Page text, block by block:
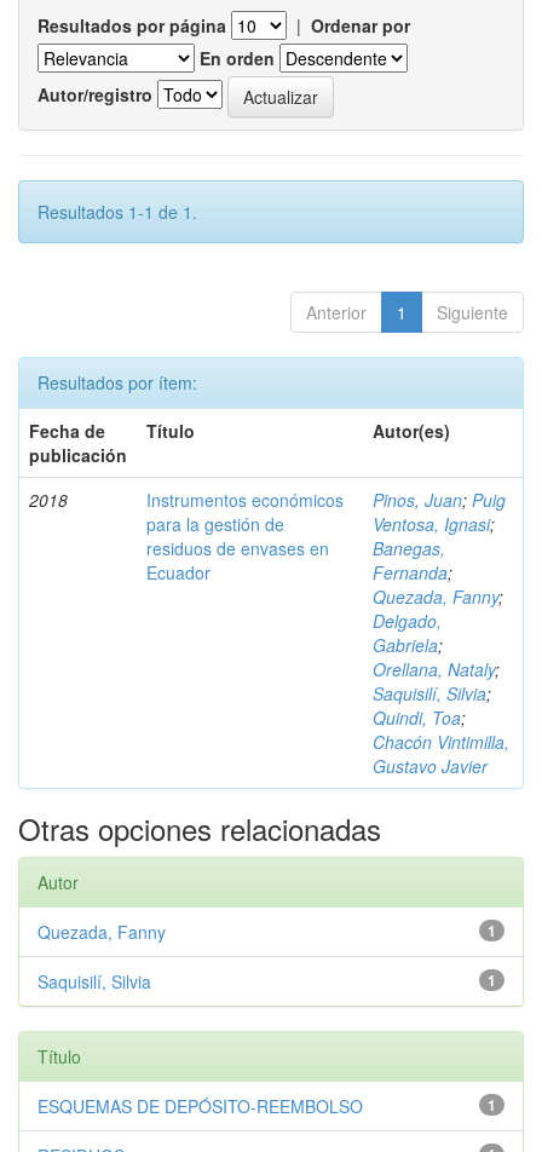
Resultados por página | Ordenar por
En orden
Autor/registro
Resultados 1-1 de 1.
Anterior 1 Siguiente
Resultados por ítem:
Fecha de
publicación
Título Autor(es)
2018
Instrumentos económicos
para la gestión de
residuos de envases en
Ecuador
Pinos, Juan; Puig
Ventosa, Ignasi;
Banegas,
Fernanda;
Quezada, Fanny;
Delgado,
Gabriela;
Orellana, Nataly;
Saquisilí, Silvia;
Quindi, Toa;
Chacón Vintimilla,
Gustavo Javier
Otras opciones relacionadas
Autor
1
Quezada, Fanny
1
Saquisilí, Silvia
Título
1
ESQUEMAS DE DEPÓSITO-REEMBOLSO